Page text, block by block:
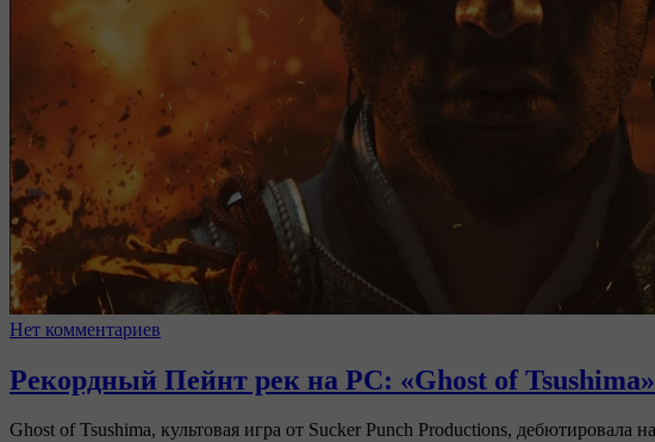
Нет комментариев
Рекордный Пейнт peк на PC: «Ghost of
Ghost of Tsushima, культовая игра от Sucker Punch Productions,